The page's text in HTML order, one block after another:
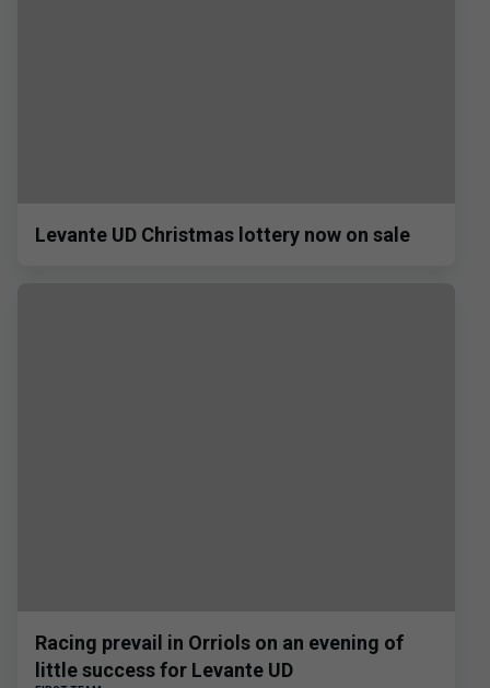
Levante UD Christmas lottery now on sale
Racing prevail in Orriols on an evening of
little success for Levante UD